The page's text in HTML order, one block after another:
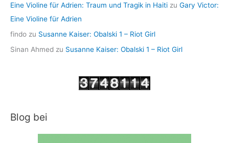
Eine Violine für Adrien: Traum und Tragik in Haiti zu Gary Victor:
Eine Violine für Adrien
findo zu Susanne Kaiser: Obalski 1 – Riot Girl
Sinan Ahmed zu Susanne Kaiser: Obalski 1 – Riot Girl
Blog bei